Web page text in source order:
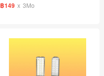
฿149 x 3Mo